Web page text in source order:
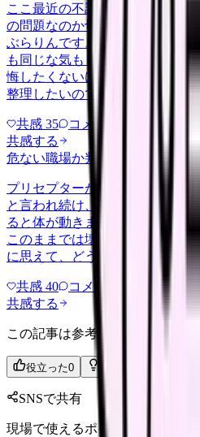
ここ最近の不調が、職場の環境
の問題なのか切り分けられず、
ぶらりんです。辞めれば楽にな
も同じな気もして、決め手があ
悔したくないけれど、このまま
整理したいので、判断材料の集
共感 35 コメント
共感する
危ない職場か判断してほしい
プリセプターから毎日のように
と言われ続け、最近は職場が近
ると体が動きません。食事も喉
このままでは壊れてしまう気が
に思えて、どうすればいいのか
共感 40 コメント
共感する
この記事は参考になりましたか？
役立った0
SNSで共有
現場で使えるポイントを、同僚